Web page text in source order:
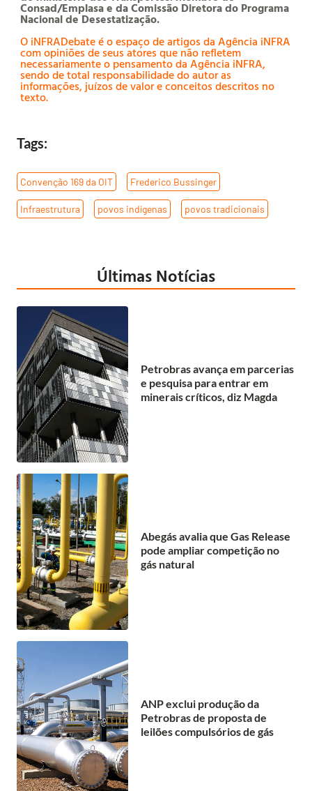
Consad/Emplasa e da Comissão Diretora do Programa
Nacional de Desestatização.
O iNFRADebate é o espaço de artigos da Agência iNFRA
com opiniões de seus atores que não refletem
necessariamente o pensamento da Agência iNFRA,
sendo de total responsabilidade do autor as
informações, juízos de valor e conceitos descritos no
texto.
Tags:
Convenção 169 da OIT Frederico Bussinger
Infraestrutura povos indígenas povos tradicionais
Últimas Notícias
Petrobras avança em parcerias
e pesquisa para entrar em
minerais críticos, diz Magda
Abegás avalia que Gas Release
pode ampliar competição no
gás natural
ANP exclui produção da
Petrobras de proposta de
leilões compulsórios de gás